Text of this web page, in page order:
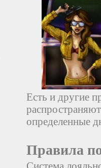
Есть и другие
определенные
Правила